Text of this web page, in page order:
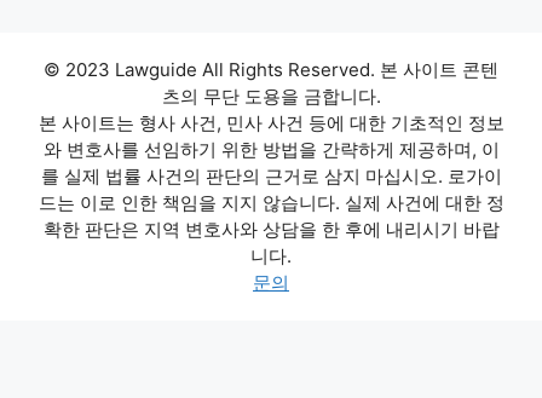
© 2023 Lawguide All Rights Reserved. 본 사이트 콘텐
츠의 무단 도용을 금합니다.
본 사이트는 형사 사건, 민사 사건 등에 대한 기초적인 정보
와 변호사를 선임하기 위한 방법을 간략하게 제공하며, 이
를 실제 법률 사건의 판단의 근거로 삼지 마십시오. 로가이
드는 이로 인한 책임을 지지 않습니다. 실제 사건에 대한 정
확한 판단은 지역 변호사와 상담을 한 후에 내리시기 바랍
니다.
문의